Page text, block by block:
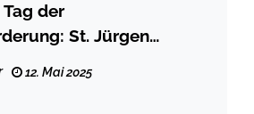
der
St. Jürgen
& gestalten
12. Mai 2025